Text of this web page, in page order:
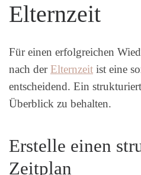
Elternzeit
Für einen erfolgreichen
nach derElternzeit ist eine
entscheidend. Ein
Überblick zu behalten.
Erstelle einen
Zeitplan